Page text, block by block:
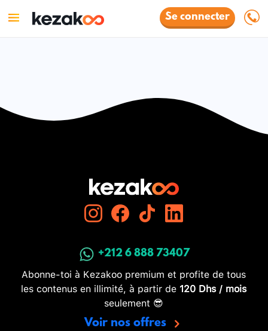
Se connecter
+212 6 888 73407
Abonne-toi à Kezakoo premium et profite de tous
les contenus en illimité, à partir de 120 Dhs / mois
seulement 😎
Voir nos offres